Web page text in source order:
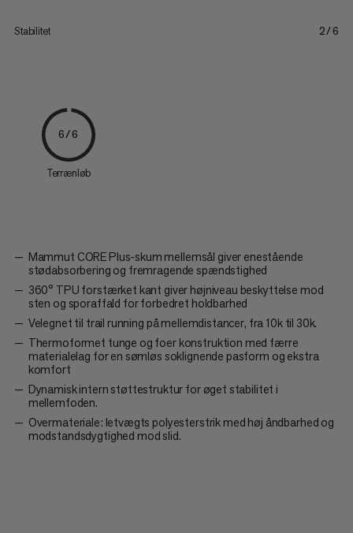
Stabilitet 2/6
6/6
Terrænløb
Mammut CORE Plus-skum mellemsål giver enestående
stødabsorbering og fremragende spændstighed
360° TPU forstærket kant giver højniveau beskyttelse mod
sten og sporaffald for forbedret holdbarhed
Velegnet til trail running på mellemdistancer, fra 10k til 30k.
Thermoformet tunge og foer konstruktion med færre
materialelag for en sømløs soklignende pasform og ekstra
komfort
Dynamisk intern støttestruktur for øget stabilitet i
mellemfoden.
Overmateriale: letvægts polyesterstrik med høj åndbarhed og
modstandsdygtighed mod slid.